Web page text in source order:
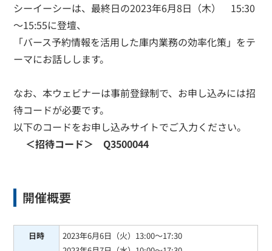
シーイーシーは、最終日の2023年6月8日（木） 15:30
～15:55に登壇、
「バース予約情報を活用した庫内業務の効率化策」をテ
ーマにお話しします。
なお、本ウェビナーは事前登録制で、お申し込みには招
待コードが必要です。
以下のコードをお申し込みサイトでご入力ください。
＜招待コード＞ Q3500044
開催概要
日時
2023年6月6日（火）13:00～17:30